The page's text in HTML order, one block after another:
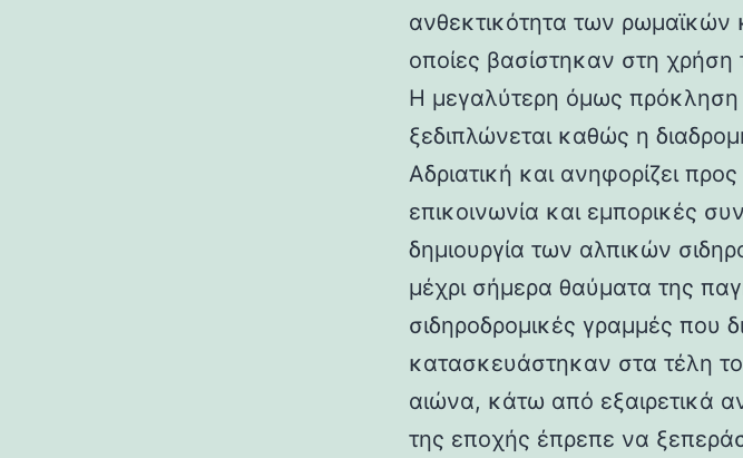
ανθεκτικότητα των
οποίες βασίστηκαν στη
Η μεγαλύτερη όμως πρόκληση
ξεδιπλώνεται καθώς η
Αδριατική και ανηφορίζει
επικοινωνία και εμπορικές
δημιουργία των αλπικών
μέχρι σήμερα θαύματα της
σιδηροδρομικές γραμμές που
κατασκευάστηκαν στα τέλη
αιώνα, κάτω από εξαιρετικά
της εποχής έπρεπε να